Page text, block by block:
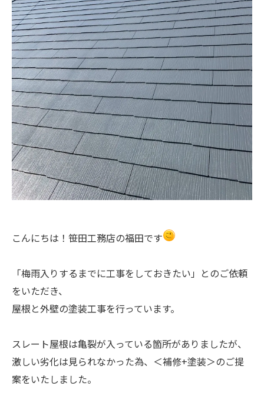
こんにちは！笹田工務店の福田です
「梅雨入りするまでに工事をしておきたい」とのご依頼
をいただき、
屋根と外壁の塗装工事を行っています。
スレート屋根は亀裂が入っている箇所がありましたが、
激しい劣化は見られなかった為、＜補修+塗装＞のご提
案をいたしました。